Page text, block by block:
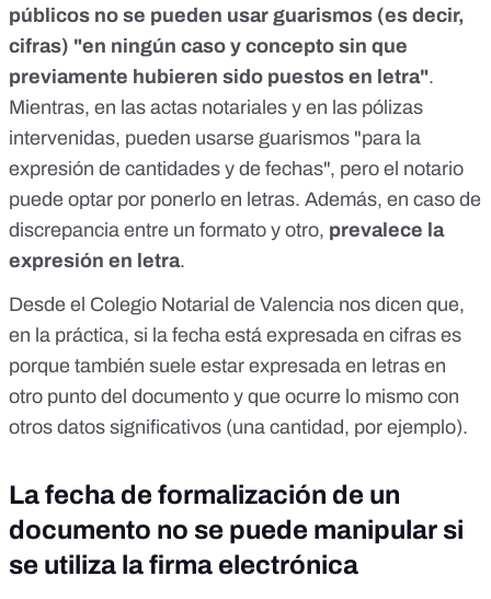
públicos no se pueden usar guarismos (es decir,
cifras) "en ningún caso y concepto sin que
previamente hubieren sido puestos en letra".
Mientras, en las actas notariales y en las pólizas
intervenidas, pueden usarse guarismos "para la
expresión de cantidades y de fechas", pero el notario
puede optar por ponerlo en letras. Además, en caso de
discrepancia entre un formato y otro, prevalece la
expresión en letra.
Desde el Colegio Notarial de Valencia nos dicen que,
en la práctica, si la fecha está expresada en cifras es
porque también suele estar expresada en letras en
otro punto del documento y que ocurre lo mismo con
otros datos significativos (una cantidad, por ejemplo).
La fecha de formalización de un
documento no se puede manipular si
se utiliza la firma electrónica